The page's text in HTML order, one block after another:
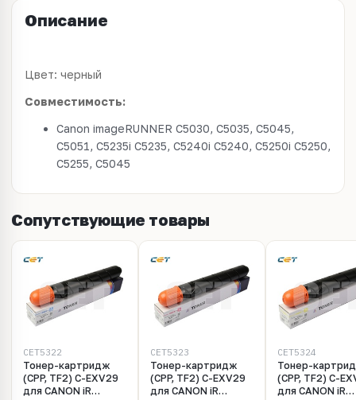
Описание
Цвет: черный
Совместимость:
Canon imageRUNNER C5030, C5035, C5045,
C5051, C5235i C5235, C5240i C5240, C5250i C5250,
C5255, C5045
Сопутствующие товары
CET5322
Тонер-картридж
(CPP, TF2) C-EXV29
для CANON iR
CET5323
Тонер-картридж
(CPP, TF2) C-EXV29
для CANON iR
CET5324
Тонер-
(CPP, TF2) C-
для CANON iR